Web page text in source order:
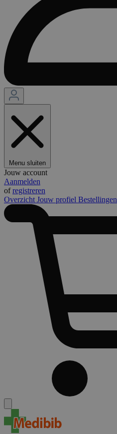
Menu sluiten
Jouw account
Aanmelden
ofregistreren
Overzicht Jouw profiel Bestellingen